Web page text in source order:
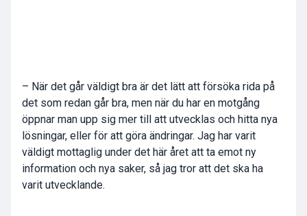
– När det går väldigt bra är det lätt att försöka rida på
det som redan går bra, men när du har en motgång
öppnar man upp sig mer till att utvecklas och hitta nya
lösningar, eller för att göra ändringar. Jag har varit
väldigt mottaglig under det här året att ta emot ny
information och nya saker, så jag tror att det ska ha
varit utvecklande.